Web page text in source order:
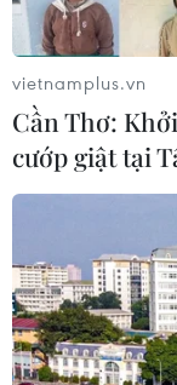
Cục Dự trữ
tránh rơi
03/08/2022 03:55
Theo Fed, để
hỏi sự thay đổi
hàng trung
việc tăng lạm
vietnamplus.vn
Cần Thơ:
cướp giật tại